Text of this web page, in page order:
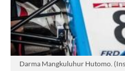
Darma Mangkuluhur Hutomo.